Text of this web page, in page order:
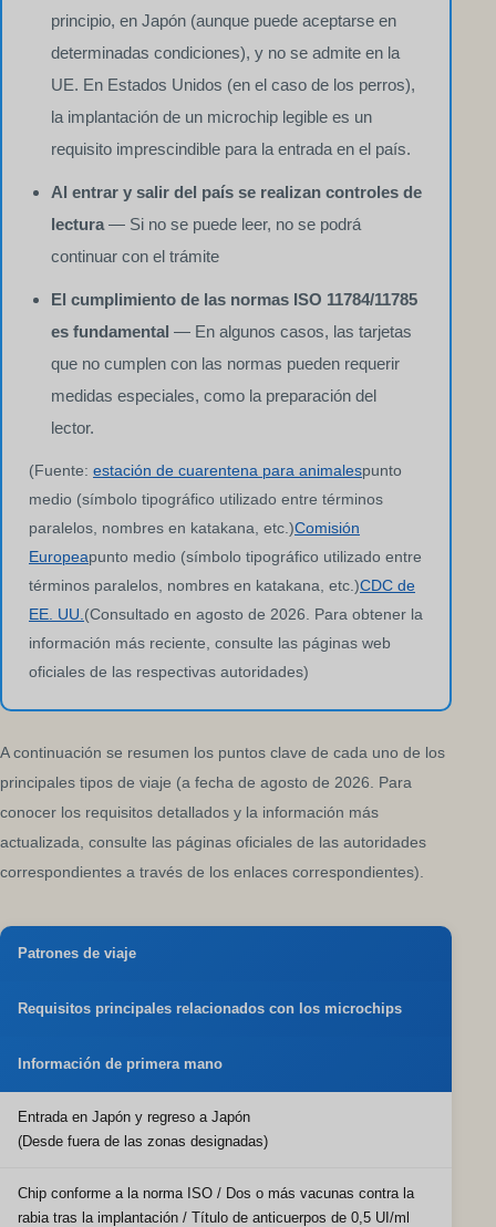
principio, en Japón (aunque puede aceptarse en
determinadas condiciones), y no se admite en la
UE. En Estados Unidos (en el caso de los perros),
la implantación de un microchip legible es un
requisito imprescindible para la entrada en el país.
Al entrar y salir del país se realizan controles de
lectura — Si no se puede leer, no se podrá
continuar con el trámite
El cumplimiento de las normas ISO 11784/11785
es fundamental — En algunos casos, las tarjetas
que no cumplen con las normas pueden requerir
medidas especiales, como la preparación del
lector.
(Fuente: estación de cuarentena para animalespunto
medio (símbolo tipográfico utilizado entre términos
paralelos, nombres en katakana, etc.)Comisión
Europeapunto medio (símbolo tipográfico utilizado entre
términos paralelos, nombres en katakana, etc.)CDC de
EE. UU.(Consultado en agosto de 2026. Para obtener la
información más reciente, consulte las páginas web
oficiales de las respectivas autoridades)
A continuación se resumen los puntos clave de cada uno de los
principales tipos de viaje (a fecha de agosto de 2026. Para
conocer los requisitos detallados y la información más
actualizada, consulte las páginas oficiales de las autoridades
correspondientes a través de los enlaces correspondientes).
Patrones de viaje
Requisitos principales relacionados con los microchips
Información de primera mano
Entrada en Japón y regreso a Japón
(Desde fuera de las zonas designadas)
Chip conforme a la norma ISO / Dos o más vacunas contra la
rabia tras la implantación / Título de anticuerpos de 0,5 UI/ml